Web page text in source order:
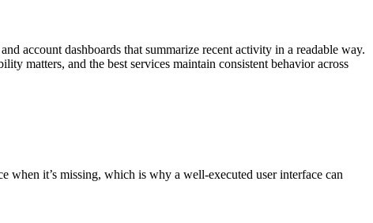
account dashboards that summarize recent activity in a readable way.
matters, and the best services maintain consistent behavior across
when it’s missing, which is why a well-executed user interface can